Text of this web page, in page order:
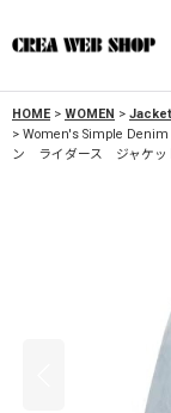
HOME > WOMEN >
> Women's Simple
ン ライダース ジャケ